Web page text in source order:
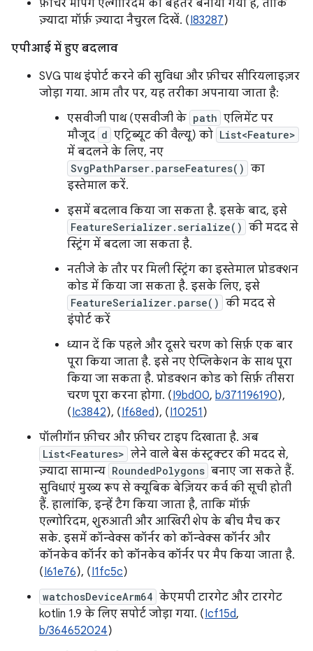
फ़ीचर मैपिंग एल्गोरिदम को बेहतर बनाया गया है, ताकि
ज़्यादा मॉर्फ़ ज़्यादा नैचुरल दिखें. (I83287)
एपीआई में हुए बदलाव
SVG पाथ इंपोर्ट करने की सुविधा और फ़ीचर सीरियलाइज़र
जोड़ा गया. आम तौर पर, यह तरीका अपनाया जाता है:
एसवीजी पाथ (एसवीजी के path एलिमेंट पर
मौजूद d एट्रिब्यूट की वैल्यू) को List<Feature>
में बदलने के लिए, नए
SvgPathParser.parseFeatures() का
इस्तेमाल करें.
इसमें बदलाव किया जा सकता है. इसके बाद, इसे
FeatureSerializer.serialize() की मदद से
स्ट्रिंग में बदला जा सकता है.
नतीजे के तौर पर मिली स्ट्रिंग का इस्तेमाल प्रोडक्शन
कोड में किया जा सकता है. इसके लिए, इसे
FeatureSerializer.parse() की मदद से
इंपोर्ट करें
ध्यान दें कि पहले और दूसरे चरण को सिर्फ़ एक बार
पूरा किया जाता है. इसे नए ऐप्लिकेशन के साथ पूरा
किया जा सकता है. प्रोडक्शन कोड को सिर्फ़ तीसरा
चरण पूरा करना होगा. (I9bd00, b/371196190),
(Ic3842), (If68ed), (I10251 )
पॉलीगॉन फ़ीचर और फ़ीचर टाइप दिखाता है. अब
List<Features> लेने वाले बेस कंस्ट्रक्टर की मदद से,
ज़्यादा सामान्य RoundedPolygons बनाए जा सकते हैं.
सुविधाएं मुख्य रूप से क्यूबिक बेज़ियर कर्व की सूची होती
हैं. हालांकि, इन्हें टैग किया जाता है, ताकि मॉर्फ़
एल्गोरिदम, शुरुआती और आखिरी शेप के बीच मैच कर
सके. इसमें कॉन्वेक्स कॉर्नर को कॉन्वेक्स कॉर्नर और
कॉनकेव कॉर्नर को कॉनकेव कॉर्नर पर मैप किया जाता है.
(I61e76), (I1fc5c)
watchosDeviceArm64 केएमपी टारगेट और टारगेट
kotlin 1.9 के लिए सपोर्ट जोड़ा गया. (Icf15d,
b/364652024)